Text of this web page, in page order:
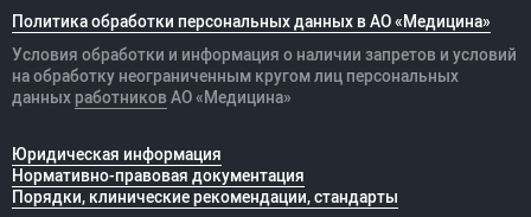
Политика обработки персональных данных в АО «Медицина»
Условия обработки и информация о наличии запретов и условий
на обработку неограниченным кругом лиц персональных
данных работников АО «Медицина»
Юридическая информация
Нормативно-правовая документация
Порядки, клинические рекомендации, стандарты